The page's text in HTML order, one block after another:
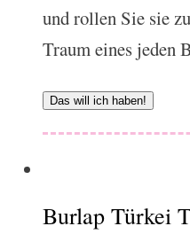
und rollen Sie sie
Traum eines jeden
Das will ich haben!
Burlap Türkei